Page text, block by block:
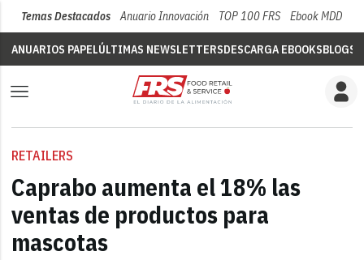
Temas Destacados Anuario Innovación TOP 100 FRS Ebook MDD
ANUARIOS PAPELÚLTIMAS NEWSLETTERSDESCARGA EBOOKSBLOGS
RETAILERS
Caprabo aumenta el 18% las
ventas de productos para
mascotas